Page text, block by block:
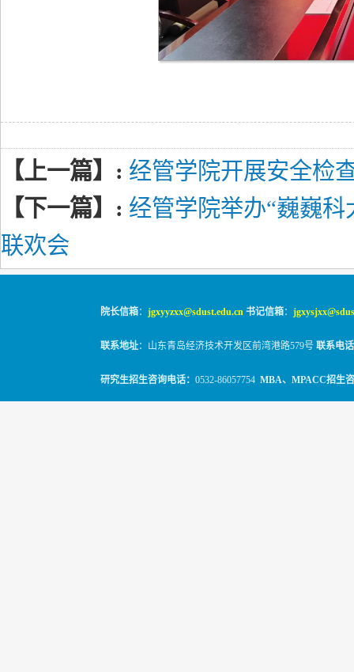
【上一篇】: 经管学院开展安全检
【下一篇】: 经管学院举办“巍巍
联欢会
院长信箱： jgxyyzxx@sdust.edu.cn 书记信箱：
联系地址：山东青岛经济技术开发区前湾港路579号 联系电话
研究生招生咨询电话： 0532-86057754 MBA、MPACC招生